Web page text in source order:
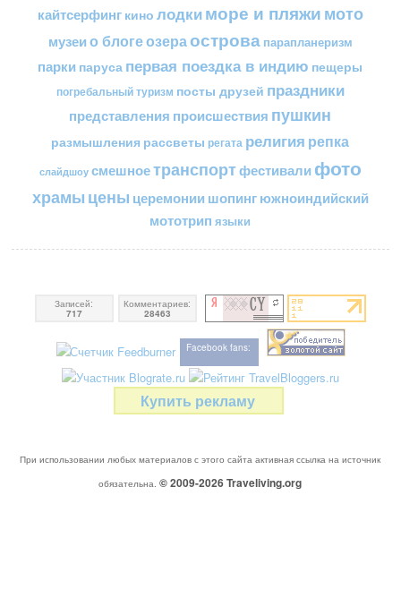
кайтсерфинг кино лодкиморе и пляжимото
музеи о блогеозераострова парапланеризм
парки паруса первая поездка в индию пещеры
погребальный туризм посты друзей праздники
представления происшествия пушкин
размышления рассветы регата религия репка
слайдшоу смешноетранспортфестивали фото
храмы цены церемонии шопингюжноиндийский
мототрип языки
Записей:
717
Комментариев:
28463
Facebook fans:
Купить рекламу
При использовании любых материалов с этого сайта активная ссылка на источник
обязательна. © 2009-2026Traveliving.org